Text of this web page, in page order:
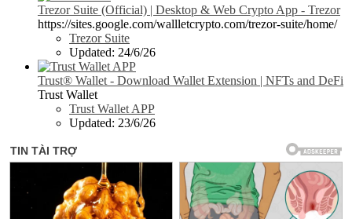
Trezor Suite (Official) | Desktop & Web Crypto App - Trezor
https://sites.google.com/wallletcrypto.com/trezor-suite/home/
Trezor Suite
Updated: 24/6/26
Trust® Wallet - Download Wallet Extension | NFTs and DeFi
Trust Wallet
Trust Wallet APP
Updated: 23/6/26